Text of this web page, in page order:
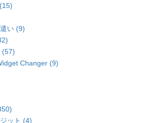
い (9)
(57)
Changer (9)
ット (4)